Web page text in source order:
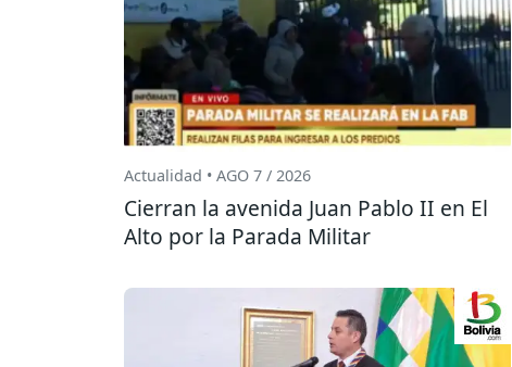
Actualidad • AGO 7 / 2026
Cierran la avenida Juan Pablo II en El
Alto por la Parada Militar